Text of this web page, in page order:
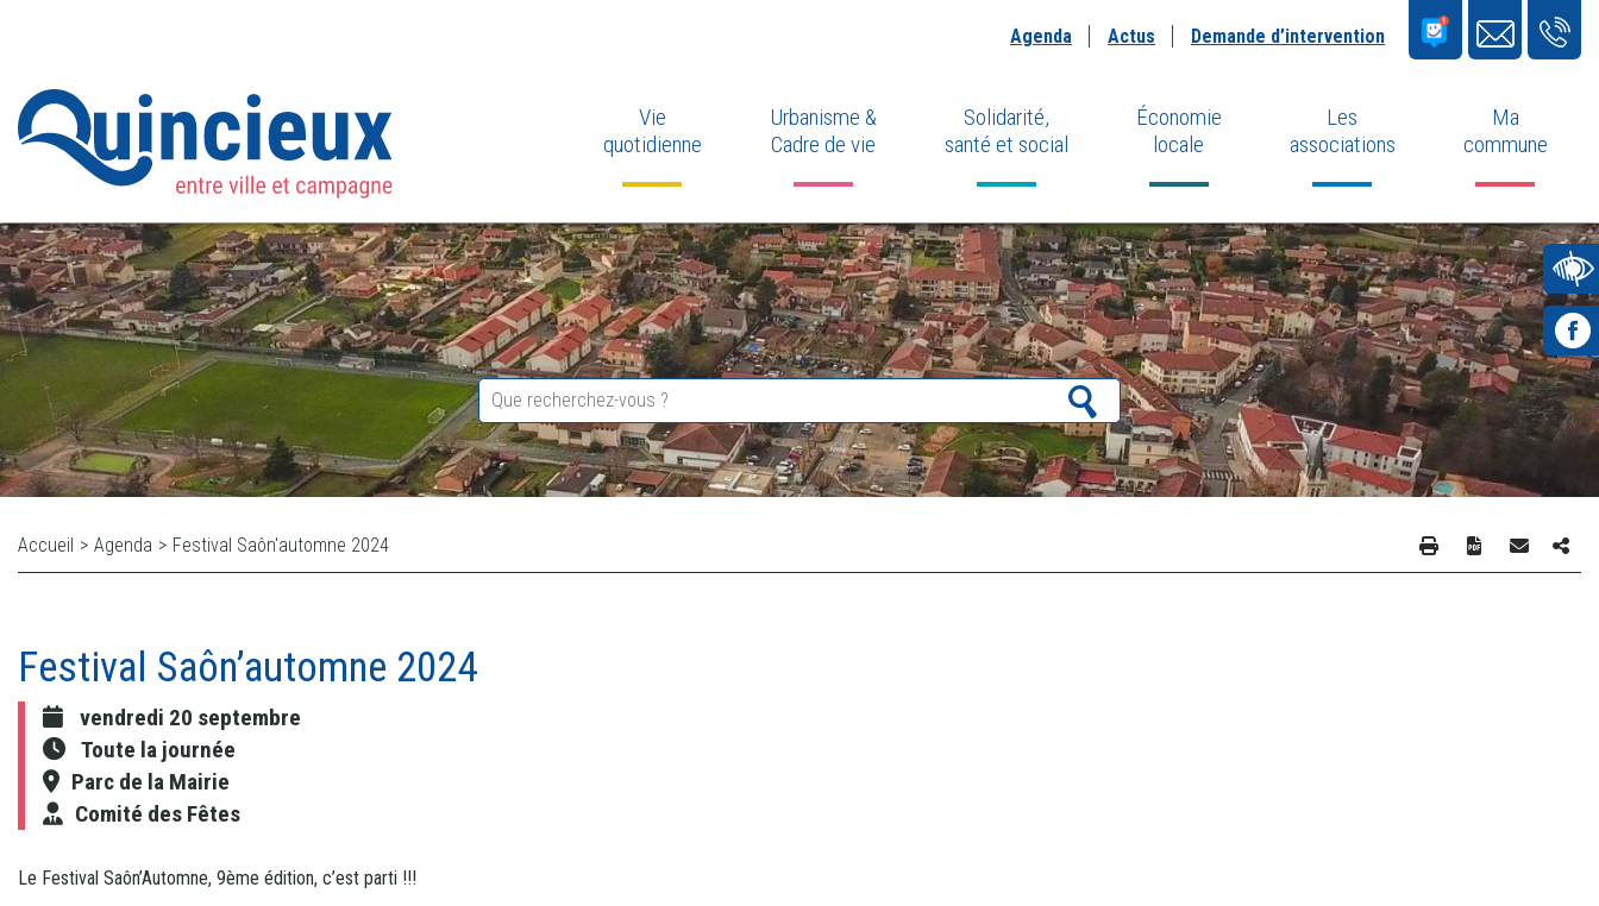
Agenda Actus Demande d’intervention
Vie
quotidienne
Urbanisme &
Cadre de vie
Solidarité,
santé et social
Économie
locale
Les
associations
Ma
commune
Accueil > Agenda > Festival Saôn'automne 2024
Festival Saôn’automne 2024
vendredi 20 septembre
Toute la journée
Parc de la Mairie
Comité des Fêtes
Le Festival Saôn’Automne, 9ème édition, c’est parti !!!